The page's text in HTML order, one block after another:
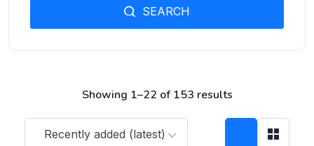
Showing 1–22 of 153 results
Recently added (latest)
SEARCH